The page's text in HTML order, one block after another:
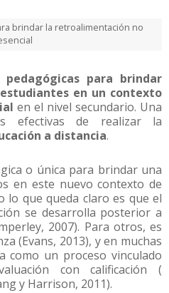
brindar la retroalimentación no
pedagógicas para brindar
en un contexto
en el nivel secundario. Una
efectivas de realizar la
a distancia.
o única para brindar una
en este nuevo contexto de
lo que queda claro es que el
se desarrolla posterior a
2007). Para otros, es
(Evans, 2013), y en muchas
como un proceso vinculado
con calificación (
y Harrison, 2011).